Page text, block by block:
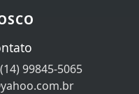
(14) 99845-5065